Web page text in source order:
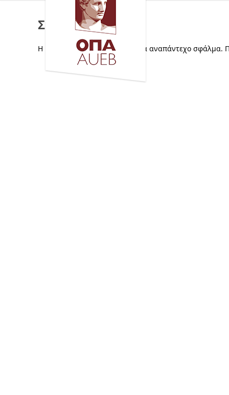
Σφάλμα
Η ιστοσελίδα αντιμετώπισε ένα αναπάντεχο σφάλμα.